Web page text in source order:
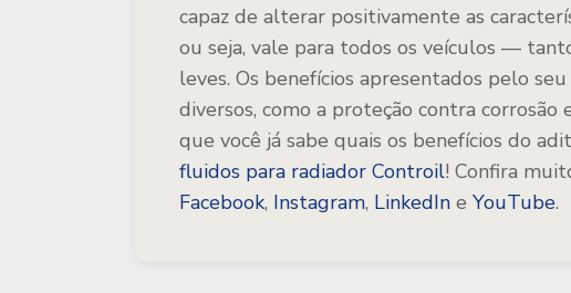
capaz de alterar positivamente as
ou seja, vale para todos os veículos —
leves. Os benefícios apresentados pelo
diversos, como a proteção contra
que você já sabe quais os benefícios do
fluidos para radiador Controil! Confira
Facebook, Instagram, LinkedIn e YouTube.